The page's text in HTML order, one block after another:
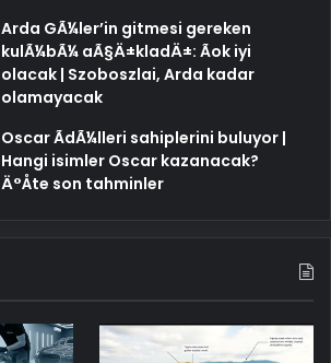
Arda GÃ¼ler’in gitmesi gereken
kulÃ¼bÃ¼ aÃ§Ä±kladÄ±: Ãok iyi
olacak | Szoboszlai, Arda kadar
olamayacak
Oscar ÃdÃ¼lleri sahiplerini buluyor |
Hangi isimler Oscar kazanacak?
Ä°Åte son tahminler